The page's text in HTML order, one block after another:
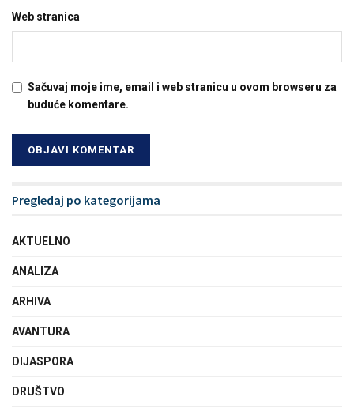
Web stranica
Sačuvaj moje ime, email i web stranicu u ovom browseru za
buduće komentare.
Pregledaj po kategorijama
AKTUELNO
ANALIZA
ARHIVA
AVANTURA
DIJASPORA
DRUŠTVO